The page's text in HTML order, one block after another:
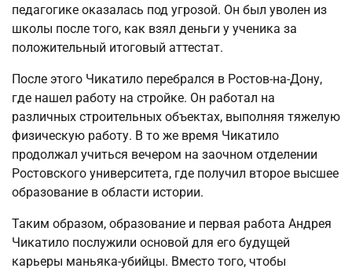
педагогике оказалась под угрозой. Он был уволен из
школы после того, как взял деньги у ученика за
положительный итоговый аттестат.
После этого Чикатило перебрался в Ростов-на-Дону,
где нашел работу на стройке. Он работал на
различных строительных объектах, выполняя тяжелую
физическую работу. В то же время Чикатило
продолжал учиться вечером на заочном отделении
Ростовского университета, где получил второе высшее
образование в области истории.
Таким образом, образование и первая работа Андрея
Чикатило послужили основой для его будущей
карьеры маньяка-убийцы. Вместо того, чтобы